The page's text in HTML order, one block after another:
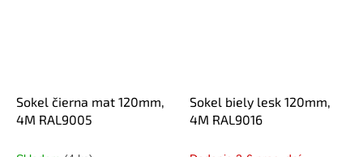
Sokel čierna mat 120mm,
4M RAL9005
Sokel biely lesk 120mm,
4M RAL9016